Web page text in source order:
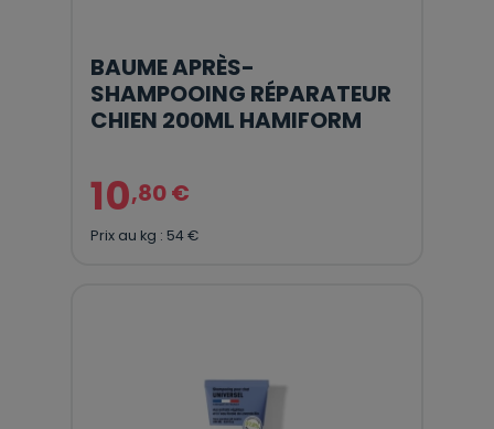
BAUME APRÈS-
SHAMPOOING RÉPARATEUR
CHIEN 200ML HAMIFORM
10,80 €
Prix au kg : 54 €